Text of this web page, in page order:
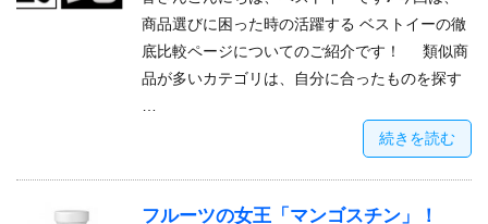
商品選びに困った時の活躍する ベストイーの徹
底比較ページについてのご紹介です！ 類似商
品が多いカテゴリは、自分に合ったものを探す
続きを読む
フルーツの女王「マンゴスチン」！